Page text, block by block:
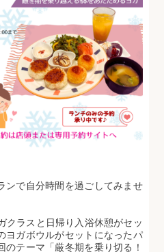
ンで自分時間を過ごしてみませ
クラスと日帰り入浴休憩がセッ
ヨガボウルがセットになったパ
のテーマ「厳冬期を乗り切る！